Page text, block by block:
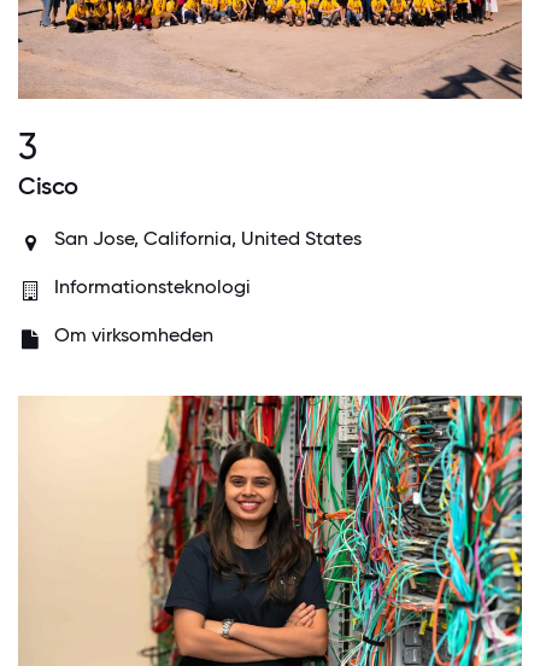
3
Cisco
San Jose, California, United States
Informationsteknologi
Om virksomheden